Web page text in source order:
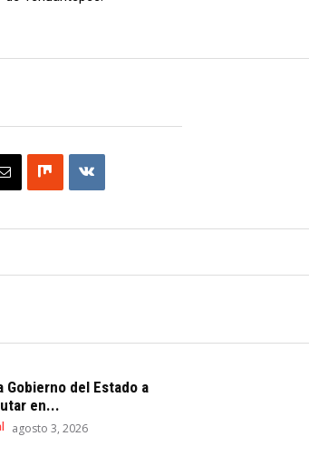
Gobierno del Estado a
en...
agosto 3, 2026